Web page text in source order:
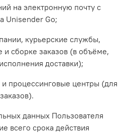
на электронную почту с
Unisender Go;
курьерские службы,
и сборке заказов (в объёме,
доставки);
процессинговые центры (для
данных Пользователя
всего срока действия